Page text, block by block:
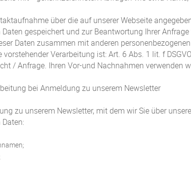
über die auf unserer Webseite
gespeichert und zur Beantwortung Ihrer
Daten zusammen mit anderen
vorstehender Verarbeitung ist: Art. 6 Abs. 1 lit. f
/ Anfrage. Ihren Vor-und Nachnahmen verwenden
bei Anmeldung zu unserem Newsletter
zu unserem Newsletter, mit dem wir Sie über